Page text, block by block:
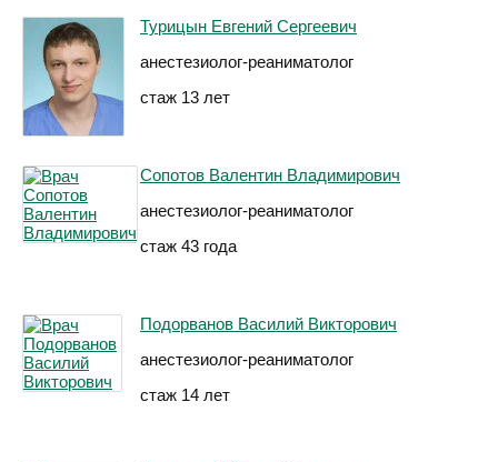
Турицын Евгений Сергеевич
анестезиолог-реаниматолог
стаж 13 лет
Сопотов Валентин Владимирович
анестезиолог-реаниматолог
стаж 43 года
Подорванов Василий Викторович
анестезиолог-реаниматолог
стаж 14 лет